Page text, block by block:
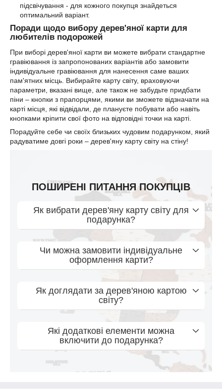
підсвічування - для кожного покупця знайдеться
оптимальний варіант.
Поради щодо вибору дерев'яної карти для
любителів подорожей
При виборі дерев'яної карти ви можете вибрати стандартне
гравіювання із запропонованих варіантів або замовити
індивідуальне гравіювання для нанесення саме ваших
пам'ятних місць. Вибирайте карту світу, враховуючи
параметри, вказані вище, але також не забудьте придбати
піни – кнопки з прапорцями, якими ви зможете відзначати на
карті місця, які відвідали, де плануєте побувати або навіть
кнопками кріпити свої фото на відповідні точки на карті.
Порадуйте себе чи своїх близьких чудовим подарунком, який
радуватиме довгі роки – дерев'яну карту світу на стіну!
ПОШИРЕНІ ПИТАННЯ ПОКУПЦІВ
Як вибрати дерев'яну карту світу для
подарунка?
Чи можна замовити індивідуальне
оформлення карти?
Як доглядати за дерев'яною картою
світу?
Які додаткові елементи можна
включити до подарунка?